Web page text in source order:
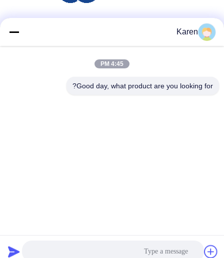
Karen
4:45 PM
Good day, what product are you looking for?